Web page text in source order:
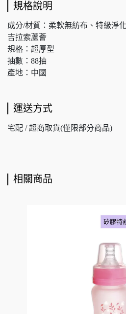
規格說明
成分/材質：柔軟無紡布、特級淨
吉拉索蘆薈
規格：超厚型
抽數：88抽
產地：中國
運送方式
宅配 / 超商取貨(僅限部分商品)
相關商品